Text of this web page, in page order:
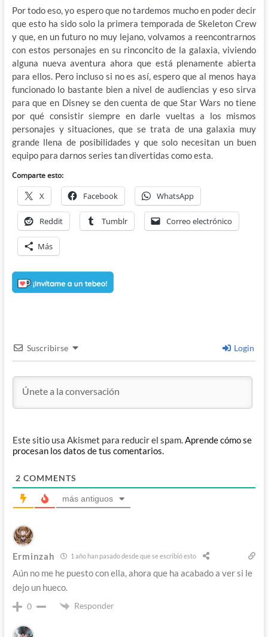
Por todo eso, yo espero que no tardemos mucho en poder decir
que esto ha sido solo la primera temporada de Skeleton Crew
y que, en un futuro no muy lejano, volvamos a reencontrarnos
con estos personajes en su rinconcito de la galaxia, viviendo
alguna nueva aventura ahora que está plenamente abierta
para ellos. Pero incluso si no es así, espero que al menos haya
funcionado lo bastante bien a nivel de audiencias y eso sirva
para que en Disney se den cuenta de que Star Wars no tiene
por qué consistir siempre en darle vueltas a los mismos
personajes y situaciones, que se trata de una galaxia muy
grande llena de posibilidades y que solo necesitan un buen
equipo para darnos series tan divertidas como esta.
Comparte esto:
X Facebook WhatsApp
Reddit Tumblr Correo electrónico
Más
Suscribirse Login
Este sitio usa Akismet para reducir el spam. Aprende cómo se
procesan los datos de tus comentarios.
2 COMMENTS
más antiguos
Erminzah 1 año han pasado desde que se escribió esto
Aún no me he puesto con ella, ahora que ha acabado a ver si le
dejo un hueco.
0 Responder